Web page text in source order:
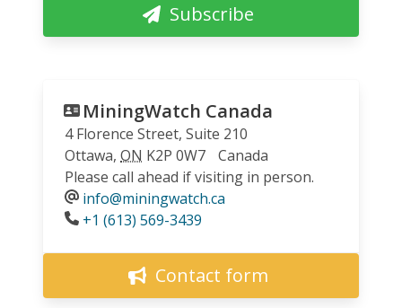
Subscribe
MiningWatch Canada
4 Florence Street, Suite 210
Ottawa, ON K2P 0W7
Canada
Please call ahead if visiting in person.
info@miningwatch.ca
Phone
+1 (613) 569-3439
Contact form